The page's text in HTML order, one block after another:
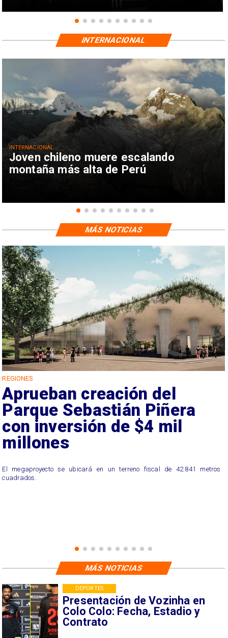
Joven chileno muere escalando
montaña más alta de Perú
INTERNACIONAL
INTERNACIONAL
REGIONES
Aprueban creación del
Parque Sebastián Piñera
con inversión de $4 mil
millones
El megaproyecto se ubicará en un terreno fiscal de 42.841 metros
cuadrados.
MÁS NOTICIAS
Presentación de Vozinha en
Colo Colo: Fecha, Estadio y
Contrato
DEPORTES
MÁS NOTICIAS